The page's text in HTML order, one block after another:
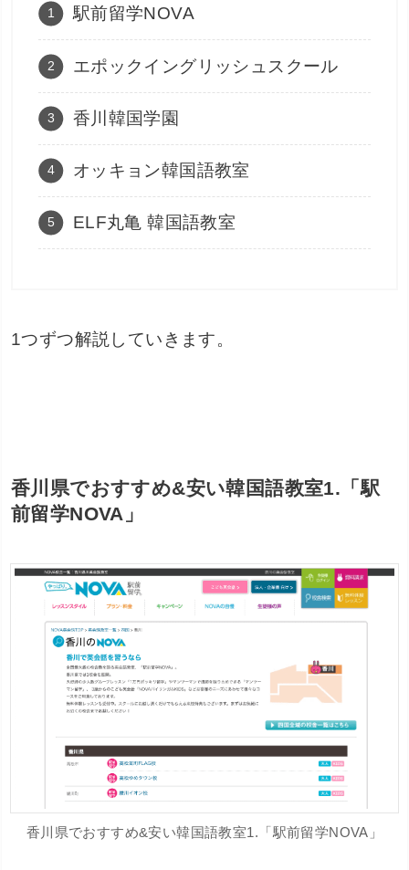
駅前留学NOVA
エポックイングリッシュスクール
香川韓国学園
オッキョン韓国語教室
ELF丸亀 韓国語教室
1つずつ解説していきます。
香川県でおすすめ&安い韓国語教室1.「駅
前留学NOVA」
香川県でおすすめ&安い韓国語教室1.「駅前留学NOVA」